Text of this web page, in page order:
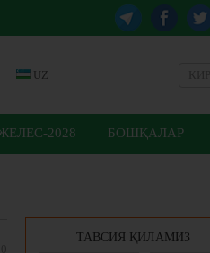
UZ
2028 БОШҚАЛАР
ТАВСИЯ ҚИЛАМИЗ